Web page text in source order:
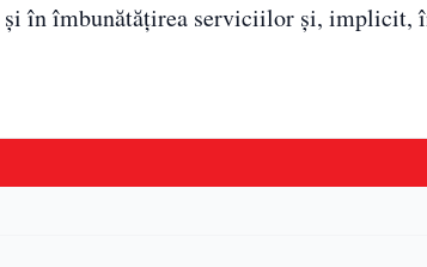
şi în îmbunătăţirea serviciilor şi, implicit,